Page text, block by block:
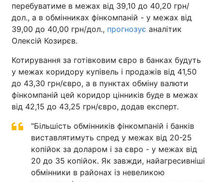
перебуватиме в межах від 39,10 до 40,20 грн/
дол., а в обмінниках фінкомпаній - у межах від
39,00 до 40,00 грн/дол., прогнозує аналітик
Олексій Козирєв.
Котирування за готівковим євро в банках будуть
у межах коридору купівель і продажів від 41,50
до 43,30 грн/євро, а в пунктах обміну валюти
фінкомпаній цей коридор цінників буде в межах
від 42,15 до 43,25 грн/євро, додав експерт.
"Більшість обмінників фінкомпаній і банків
виставлятимуть спред у межах від 20-25
копійок за доларом і за євро - у межах від
20 до 35 копійок. Як завжди, найагресивніші
обмінники в районах із невеликою